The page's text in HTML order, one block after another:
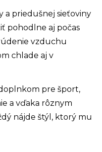
a priedušnej sieťoviny
pohodlne aj počas
vzduchu
chlade aj v
pre šport,
a vďaka rôznym
nájde štýl, ktorý mu